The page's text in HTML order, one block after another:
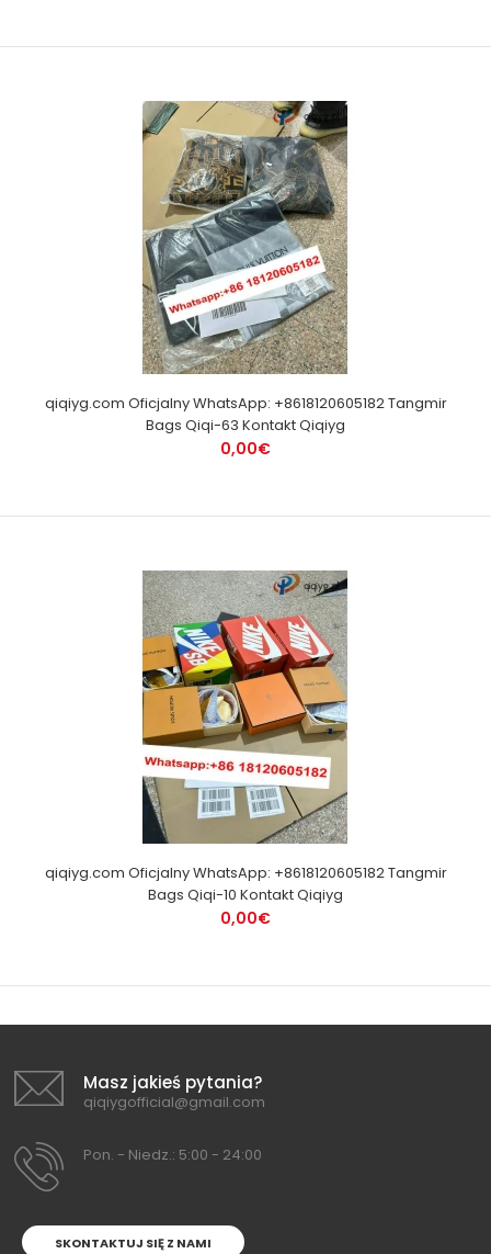
qiqiyg.com Oficjalny WhatsApp: +8618120605182 Tangmir
Bags Qiqi-63 Kontakt Qiqiyg
0,00€
qiqiyg.com Oficjalny WhatsApp: +8618120605182 Tangmir
Bags Qiqi-10 Kontakt Qiqiyg
0,00€
Masz jakieś pytania?
qiqiygofficial@gmail.com
Pon. - Niedz.: 5:00 - 24:00
SKONTAKTUJ SIĘ Z NAMI